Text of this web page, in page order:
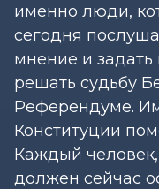
именно люди,
сегодня
мнение и задать
решать судьбу
Референдуме.
Конституции
Каждый
должен сейчас